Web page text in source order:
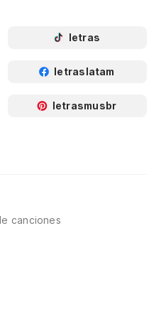
letras
letraslatam
letrasmusbr
canciones